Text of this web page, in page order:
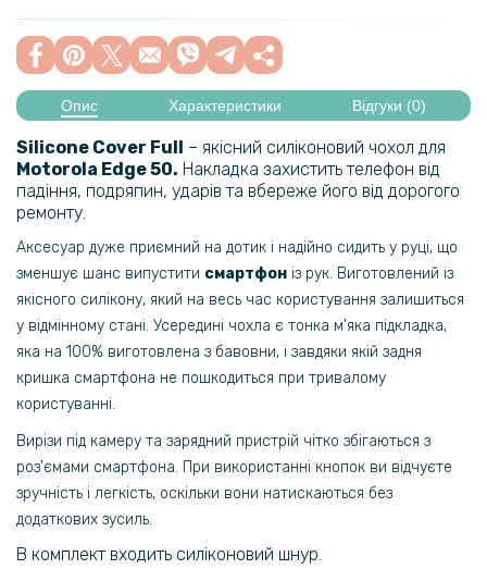
панель, Матова
110 грн
129 грн
Захисне скло Tempered Glass 2.5D для Motorola Edge 50 на задню
камеру
119 грн
Кабель USB - DC-5.5*2.5мм 12V 1 м, Black
297 грн
349 грн
Чохол-книжка Epik Tayler для Xiaomi Poco M4 Pro 4G
166 грн
189 грн
Кабель USB - DC-5.5*2.1мм 12V 1м, Black
Опис Характеристики Відгуки (0)
Silicone Cover Full – якісний силіконовий чохол для
Motorola Edge 50. Накладка захистить телефон від
падіння, подряпин, ударів та вбереже його від дорогого
ремонту.
Аксесуар дуже приємний на дотик і надійно сидить у руці, що
зменшує шанс випустити смартфон із рук. Виготовлений із
якісного силікону, який на весь час користування залишиться
у відмінному стані. Усередині чохла є тонка м'яка підкладка,
яка на 100% виготовлена з бавовни, і завдяки якій задня
кришка смартфона не пошкодиться при тривалому
користуванні.
Вирізи під камеру та зарядний пристрій чітко збігаються з
роз'ємами смартфона. При використанні кнопок ви відчуєте
зручність і легкість, оскільки вони натискаються без
додаткових зусиль.
В комплект входить силіконовий шнур.